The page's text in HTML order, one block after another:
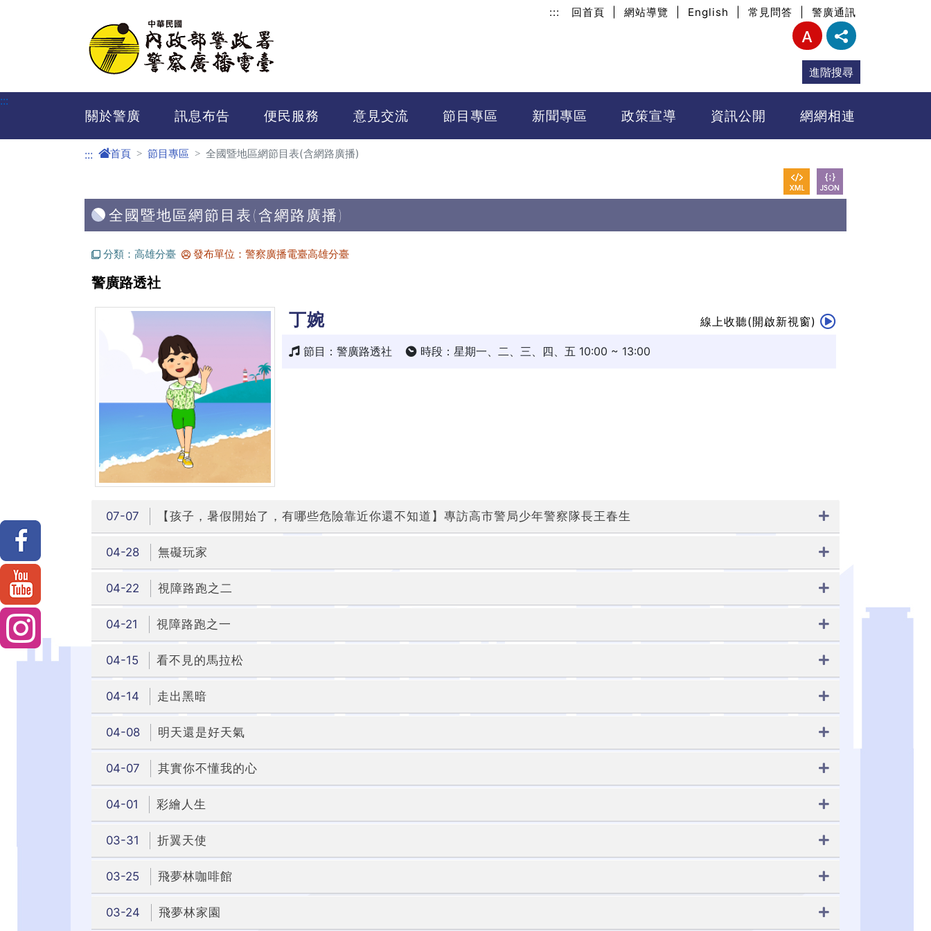
::: 回首頁 網站導覽 English 常見問答 警廣通訊
進階搜尋
:::
關於警廣 訊息布告 便民服務 意見交流 節目專區 新聞專區 政策宣導 資訊公開 網網相連
::: 首頁 節目專區 全國暨地區網節目表(含網路廣播)
全國暨地區網節目表(含網路廣播)
分類：高雄分臺 發布單位：警察廣播電臺高雄分臺
警廣路透社
丁婉 線上收聽(開啟新視窗)
節目：警廣路透社 時段：星期一、二、三、四、五 10:00 ~ 13:00
07-07 【孩子，暑假開始了，有哪些危險靠近你還不知道】專訪高市警局少年警察隊長王春生
04-28 無礙玩家
04-22 視障路跑之二
04-21 視障路跑之一
04-15 看不見的馬拉松
04-14 走出黑暗
04-08 明天還是好天氣
04-07 其實你不懂我的心
04-01 彩繪人生
03-31 折翼天使
03-25 飛夢林咖啡館
03-24 飛夢林家園